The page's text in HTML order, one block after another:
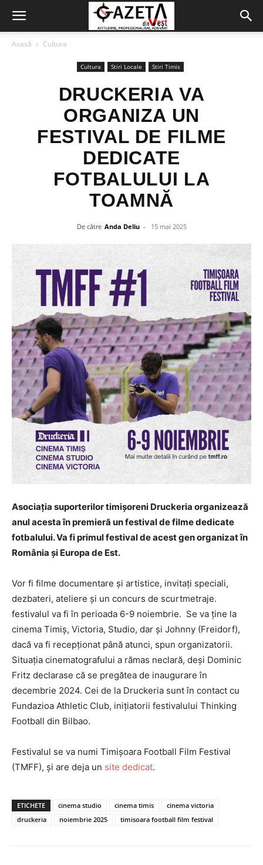
Acasă Cultura
Cultura Stiri Locale Stiri Timis
DRUCKERIA VA
ORGANIZA UN
FESTIVAL DE FILME
DEDICATE
FOTBALULUI LA
TOAMNĂ
De către Anda Deliu - 15 mai 2025
Asociația suporterilor timișoreni Druckeria organizează
anul acesta în premieră un festival de filme dedicate
fotbalului. Va fi primul festival de acest gen organizat în
România și Europa de Est.
Vor fi filme documentare și artistice, invitați speciali,
dezbateri, ateliere și un concurs de scurtmetraje.
festivalul va fi în perioada 6-9 noiembrie. Se va ține la
cinema Timiș, Victoria, Studio, dar și Johnny (Freidorf),
dacă va fi recepționat până atunci, spun organizatorii.
Situația cinematografului a rămas neclară, deși Dominic
Fritz declarase că se pregătea de inaugurare în
decembrie 2024. Cei de la Druckeria sunt în contact cu
Fundazioa Athletic Club, inițiatorii festivalului Thinking
Football din Bilbao.
Festivalul se va numi Timișoara Football Film Festival
(TMFF), și are deja un site dedicat.
ETICHETE cinema studio cinema timis
cinema victoria
druckeria
noiembrie 2025 timisoara football film festival